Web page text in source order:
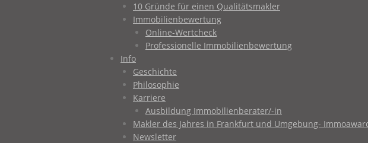
10 Gründe für einen Qualitätsmakler
Immobilienbewertung
Online-Wertcheck
Professionelle Immobilienbewertung
Info
Geschichte
Philosophie
Karriere
Ausbildung Immobilienberater/-in
Makler des Jahres in Frankfurt und Umgebung-
Newsletter